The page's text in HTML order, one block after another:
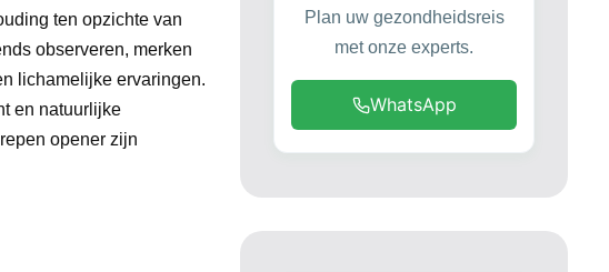
ten opzichte van
observeren, merken
lichamelijke ervaringen.
en natuurlijke
opener zijn
Plan uw gezondheidsreis
met onze experts.
WhatsApp